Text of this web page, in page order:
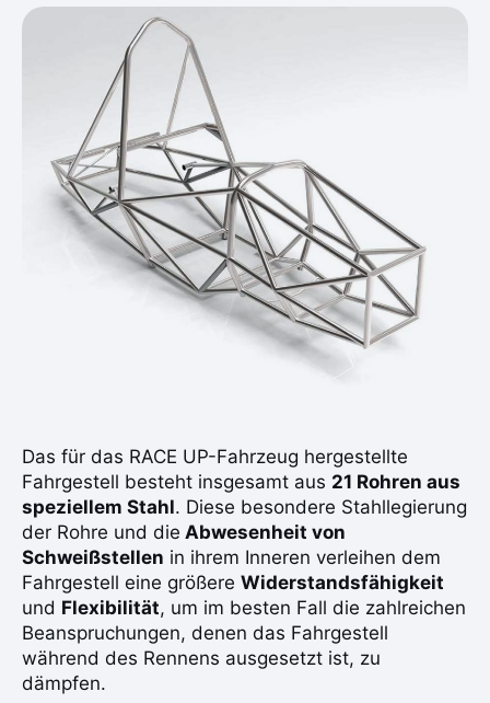
Das für das RACE UP-Fahrzeug hergestellte
Fahrgestell besteht insgesamt aus 21 Rohren aus
speziellem Stahl. Diese besondere Stahllegierung
der Rohre und die Abwesenheit von
Schweißstellen in ihrem Inneren verleihen dem
Fahrgestell eine größere Widerstandsfähigkeit
und Flexibilität, um im besten Fall die zahlreichen
Beanspruchungen, denen das Fahrgestell
während des Rennens ausgesetzt ist, zu
dämpfen.